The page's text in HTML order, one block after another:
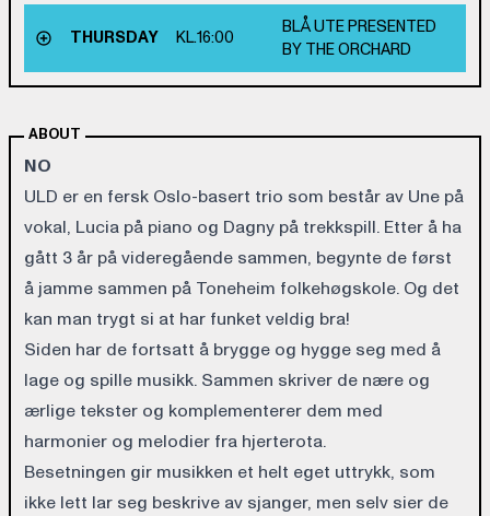
THURSDAY KL.16:00
BLÅ UTE PRESENTED
BY THE ORCHARD
ABOUT
NO
ULD er en fersk Oslo-basert trio som består av Une på
vokal, Lucia på piano og Dagny på trekkspill. Etter å ha
gått 3 år på videregående sammen, begynte de først
å jamme sammen på Toneheim folkehøgskole. Og det
kan man trygt si at har funket veldig bra!
Siden har de fortsatt å brygge og hygge seg med å
lage og spille musikk. Sammen skriver de nære og
ærlige tekster og komplementerer dem med
harmonier og melodier fra hjerterota.
Besetningen gir musikken et helt eget uttrykk, som
ikke lett lar seg beskrive av sjanger, men selv sier de